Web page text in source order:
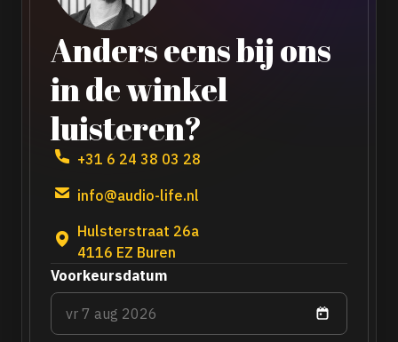
Anders eens bij ons
in de winkel
luisteren?
+31 6 24 38 03 28
info@audio-life.nl
Hulsterstraat 26a
4116 EZ Buren
Voorkeursdatum